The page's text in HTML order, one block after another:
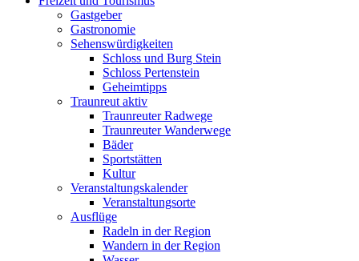
Gastgeber
Gastronomie
Sehenswürdigkeiten
Schloss und Burg Stein
Schloss Pertenstein
Geheimtipps
Traunreut aktiv
Traunreuter Radwege
Traunreuter Wanderwege
Bäder
Sportstätten
Kultur
Veranstaltungskalender
Veranstaltungsorte
Ausflüge
Radeln in der Region
Wandern in der Region